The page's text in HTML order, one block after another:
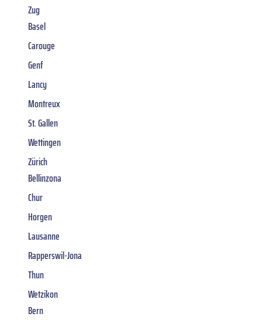
Zug
Basel
Carouge
Genf
Lancy
Montreux
St. Gallen
Wettingen
Zürich
Bellinzona
Chur
Horgen
Lausanne
Rapperswil-Jona
Thun
Wetzikon
Bern